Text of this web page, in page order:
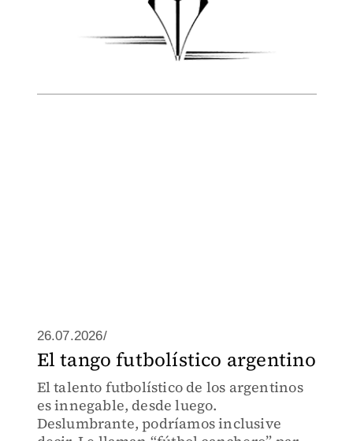
26.07.2026/
El tango futbolístico argentino
El talento futbolístico de los argentinos
es innegable, desde luego.
Deslumbrante, podríamos inclusive